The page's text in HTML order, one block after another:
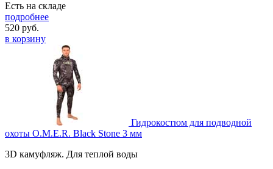
Есть на складе
подробнее
520 руб.
в корзину
Гидрокостюм для подводной
охоты O.M.E.R. Black Stone 3 мм
3D камуфляж. Для теплой воды